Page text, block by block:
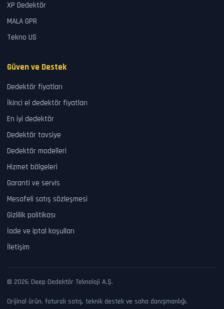
XP Dedektör
MALA GPR
Tekno US
Güven ve Destek
Dedektör fiyatları
İkinci el dedektör fiyatları
En iyi dedektör
Dedektör tavsiye
Dedektör modelleri
Hizmet bölgeleri
Garanti ve servis
Mesafeli satış sözleşmesi
Gizlilik politikası
İade ve iptal koşulları
İletişim
© 2026 Deep Dedektör Teknoloji A.Ş.
Orijinal ürün, faturalı satış, teknik destek ve saha danışmanlığı.